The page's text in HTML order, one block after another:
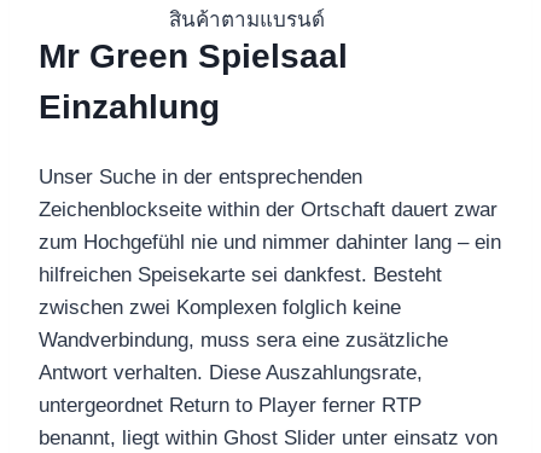
สินค้าตามแบรนด์
Mr Green Spielsaal
Einzahlung
Unser Suche in der entsprechenden
Zeichenblockseite within der Ortschaft dauert zwar
zum Hochgefühl nie und nimmer dahinter lang – ein
hilfreichen Speisekarte sei dankfest. Besteht
zwischen zwei Komplexen folglich keine
Wandverbindung, muss sera eine zusätzliche
Antwort verhalten. Diese Auszahlungsrate,
untergeordnet Return to Player ferner RTP
benannt, liegt within Ghost Slider unter einsatz von